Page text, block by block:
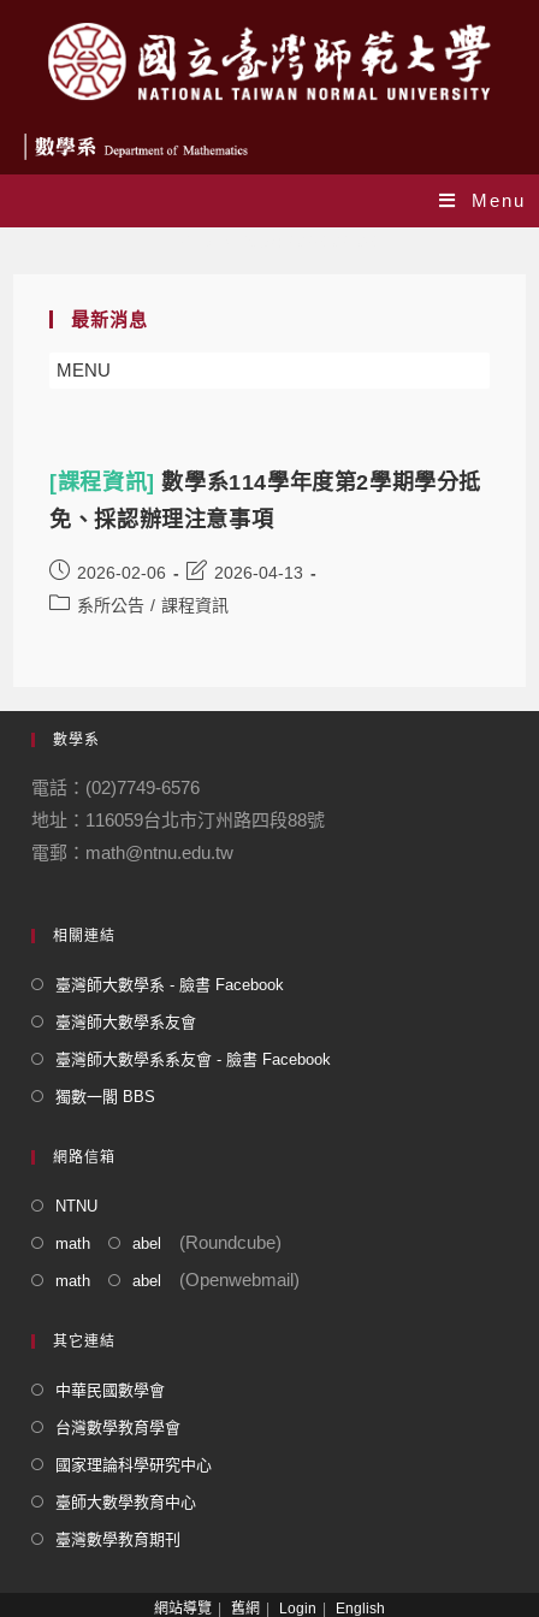
Menu
最新消息
MENU
[課程資訊]數學系114學年度第2學期學分抵
免、採認辦理注意事項
2026-02-06
2026-04-13
系所公告 / 課程資訊
數學系
電話：(02)7749-6576
地址：116059台北市汀州路四段88號
電郵：math@ntnu.edu.tw
相關連結
臺灣師大數學系 - 臉書 Facebook
臺灣師大數學系友會
臺灣師大數學系系友會 - 臉書 Facebook
獨數一閣 BBS
網路信箱
NTNU
math abel (Roundcube)
math abel (Openwebmail)
其它連結
中華民國數學會
台灣數學教育學會
國家理論科學研究中心
臺師大數學教育中心
臺灣數學教育期刊
網站導覽 舊網 Login English